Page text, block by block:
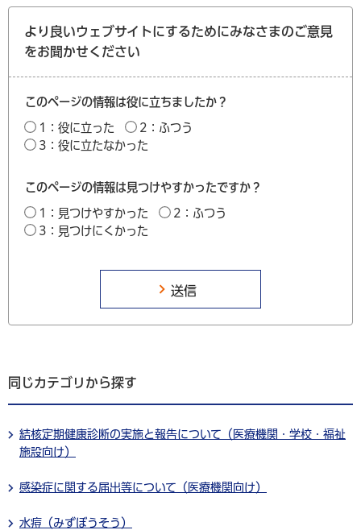
より良いウェブサイトにするためにみなさまのご意見
をお聞かせください
このページの情報は役に立ちましたか？
1：役に立った
2：ふつう
3：役に立たなかった
このページの情報は見つけやすかったですか？
1：見つけやすかった
2：ふつう
3：見つけにくかった
同じカテゴリから探す
結核定期健康診断の実施と報告について（医療機関・学校・福祉
施設向け）
感染症に関する届出等について（医療機関向け）
水痘（みずぼうそう）